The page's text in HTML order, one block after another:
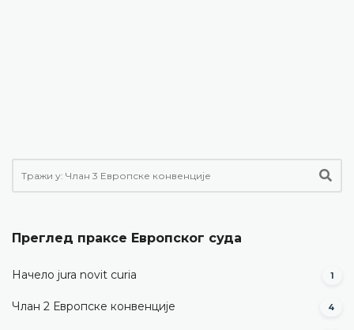
Преглед праксе Европског суда
Начело jura novit curia 1
Члан 2 Европске конвенције 4